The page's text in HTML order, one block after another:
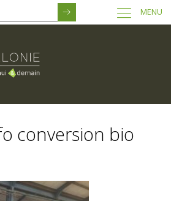
MENU
conversion bio